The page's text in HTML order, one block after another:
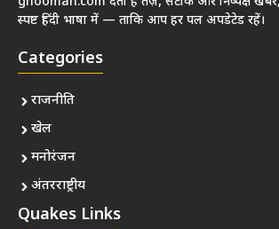
स्पष्ट हिंदी भाषा में — ताकि आप हर पल अपडेटेड रहें।
Categories
राजनीति
खेल
मनोरंजन
अंतरराष्ट्रीय
Quakes Links